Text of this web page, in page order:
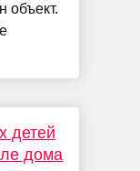
объект.
детей
дома